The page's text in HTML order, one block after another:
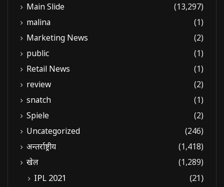
Main Slide
(13,297)
malina
(1)
Marketing News
(2)
public
(1)
Retail News
(1)
review
(2)
snatch
(1)
Spiele
(2)
Uncategorized
(246)
अन्तर्राष्ट्रीय
(1,418)
खेल
(1,289)
IPL 2021 (21)